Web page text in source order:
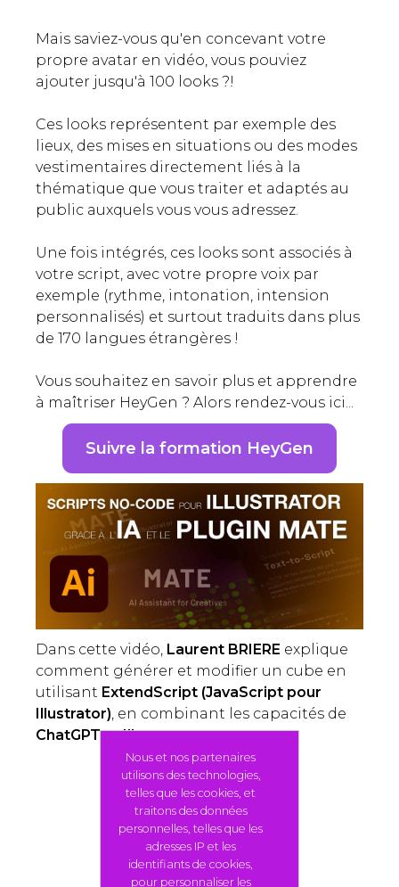
Nous et nos partenaires
utilisons des technologies,
telles que les cookies, et
traitons des données
personnelles, telles que les
adresses IP et les
identifiants de cookies,
pour personnaliser les
Mais saviez-vous qu'en concevant votre
propre avatar en vidéo, vous pouviez
ajouter jusqu'à 100 looks ?!
Ces looks représentent par exemple des
lieux, des mises en situations ou des modes
vestimentaires directement liés à la
thématique que vous traiter et adaptés au
public auxquels vous vous adressez.
Une fois intégrés, ces looks sont associés à
votre script, avec votre propre voix par
exemple (rythme, intonation, intension
personnalisés) et surtout traduits dans plus
de 170 langues étrangères !
Vous souhaitez en savoir plus et apprendre
à maîtriser HeyGen ? Alors rendez-vous ici...
Suivre la formation HeyGen
Dans cette vidéo, Laurent BRIERE explique
comment générer et modifier un cube en
utilisant ExtendScript (JavaScript pour
Illustrator), en combinant les capacités de
ChatGPTetIllustrator.